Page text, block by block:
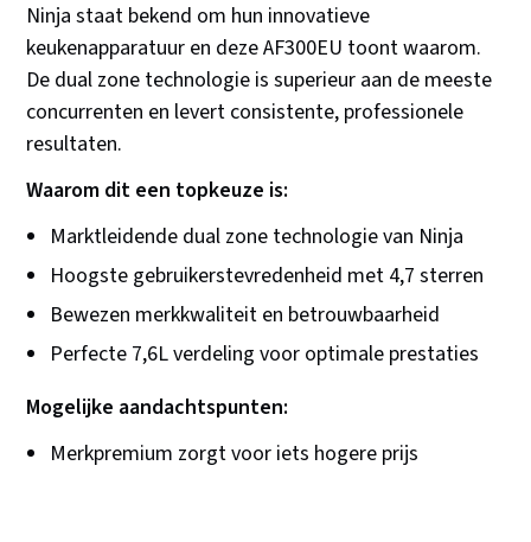
Ninja staat bekend om hun innovatieve
keukenapparatuur en deze AF300EU toont waarom.
De dual zone technologie is superieur aan de meeste
concurrenten en levert consistente, professionele
resultaten.
Waarom dit een topkeuze is:
Marktleidende dual zone technologie van Ninja
Hoogste gebruikerstevredenheid met 4,7 sterren
Bewezen merkkwaliteit en betrouwbaarheid
Perfecte 7,6L verdeling voor optimale prestaties
Mogelijke aandachtspunten:
Merkpremium zorgt voor iets hogere prijs